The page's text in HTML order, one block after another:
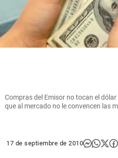
Compras del Emisor no tocan el
que al mercado no le convencen las
17 de septiembre de 2010